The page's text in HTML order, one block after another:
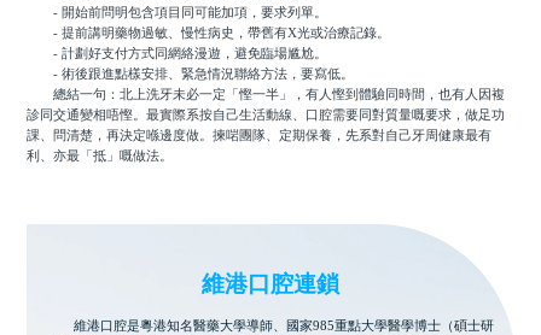
- 開始前問明包含項目同可能加項，要求列單。
- 提前講明藥物過敏、慢性病史，帶舊有X光或治療記錄。
- 計劃好支付方式同網絡漫遊，避免臨場尴尬。
- 術後跟進點樣安排、緊急情況聯絡方法，要寫低。
總結一句：北上洗牙未必一定「慳一半」，有人慳到體驗同時間，也有人因複
診同交通變相唔慳。最實際系按自己生活動線、口腔需要同對質量嘅要求，做足功
課、問清楚，再決定喺邊度做。揀啱團隊、定期保養，先系對自己牙周健康最有
利、亦最「抵」嘅做法。
維港口腔連鎖
維港口腔是粵港知名醫藥大學導師、國家985重點大學醫學博士（碩士研